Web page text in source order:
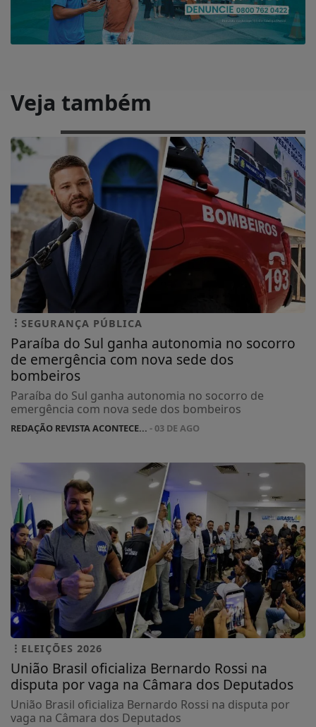
Veja também
SEGURANÇA PÚBLICA
Paraíba do Sul ganha autonomia no socorro
de emergência com nova sede dos
bombeiros
Paraíba do Sul ganha autonomia no socorro de
emergência com nova sede dos bombeiros
REDAÇÃO REVISTA ACONTECE... - 03 DE AGO
ELEIÇÕES 2026
União Brasil oficializa Bernardo Rossi na
disputa por vaga na Câmara dos Deputados
União Brasil oficializa Bernardo Rossi na disputa por
vaga na Câmara dos Deputados